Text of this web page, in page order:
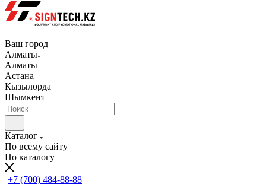
Ваш город
Алматы
Алматы
Астана
Кызылорда
Шымкент
Каталог
По всему сайту
По каталогу
+7 (700) 484-88-88